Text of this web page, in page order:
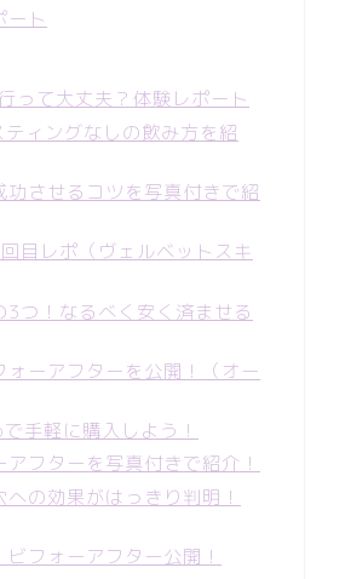
ート
って大丈夫？体験レポート
ィングなしの飲み方を紹
させるコツを写真付きで紹
目レポ（ヴェルベットスキ
3つ！なるべく安く済ませる
ーアフターを公開！（オー
手軽に購入しよう！
フターを写真付きで紹介！
の効果がはっきり判明！
フォーアフター公開！